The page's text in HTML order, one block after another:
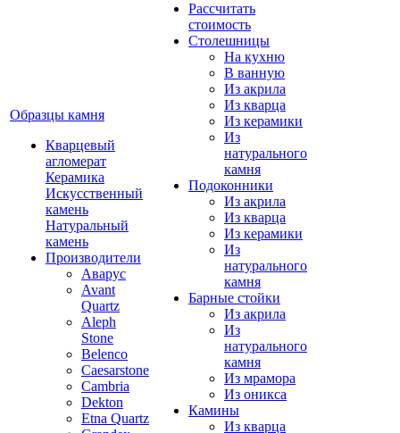
Образцы камня
Кварцевый
агломерат
Керамика
Искусственный
камень
Натуральный
камень
Производители
Аварус
Avant
Quartz
Aleph
Stone
Belenco
Caesarstone
Cambria
Dekton
Etna Quartz
Рассчитать
стоимость
Столешницы
На кухню
В ванную
Из акрила
Из кварца
Из керамики
Из
натурального
камня
Подоконники
Из акрила
Из кварца
Из керамики
Из
натурального
камня
Барные стойки
Из акрила
Из
натурального
камня
Из мрамора
Из оникса
Камины
Из кварца